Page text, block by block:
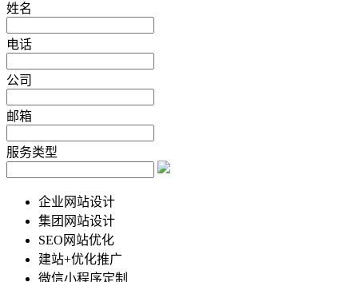
姓名
电话
公司
邮箱
服务类型
企业网站设计
集团网站设计
SEO网站优化
建站+优化推广
微信小程序定制